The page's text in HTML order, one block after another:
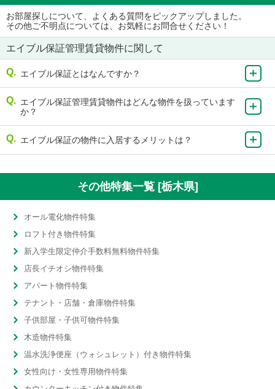
お部屋探しについて、よくある質問をピックアップしました。
その他ご不明点については、お気軽にお問合せください！
エイブル保証管理賃貸物件に関して
エイブル保証とはなんですか？
エイブル保証管理賃貸物件はどんな物件を扱っています
か？
エイブル保証の物件に入居するメリットは？
その他特集一覧 [栃木県]
オール電化物件特集
ロフト付き物件特集
新入学生限定仲介手数料無料物件特集
店長イチオシ物件特集
アパート物件特集
テナント・店舗・倉庫物件特集
子供部屋・子供可物件特集
木造物件特集
温水洗浄便座（ウォシュレット）付き物件特集
女性向け・女性専用物件特集